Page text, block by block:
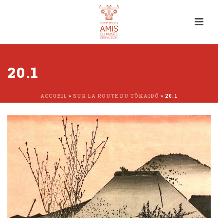
20.1
ACCUEIL » SUR LA ROUTE DU TŌKAIDŌ » 20.1